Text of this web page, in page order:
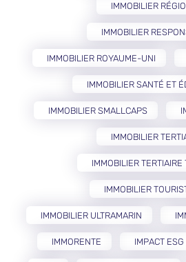
IMMOBILIER
IMMOBILIER
IMMOBILIER ROYAUME-UNI
IMMOBILIER SANTÉ ET
IMMOBILIER SMALLCAPS
IMMOBILIER
IMMOBILIER TERTIAIRE
IMMOBILIER
IMMOBILIER ULTRAMARIN
IMMORENTE IMPACT ESG